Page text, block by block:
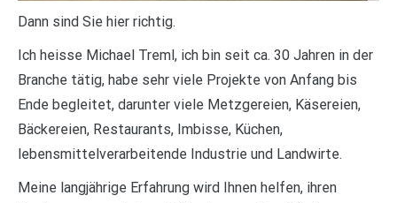
Dann sind Sie hier richtig.
Ich heisse Michael Treml, ich bin seit ca. 30 Jahren in der
Branche tätig, habe sehr viele Projekte von Anfang bis
Ende begleitet, darunter viele Metzgereien, Käsereien,
Bäckereien, Restaurants, Imbisse, Küchen,
lebensmittelverarbeitende Industrie und Landwirte.
Meine langjährige Erfahrung wird Ihnen helfen, ihren